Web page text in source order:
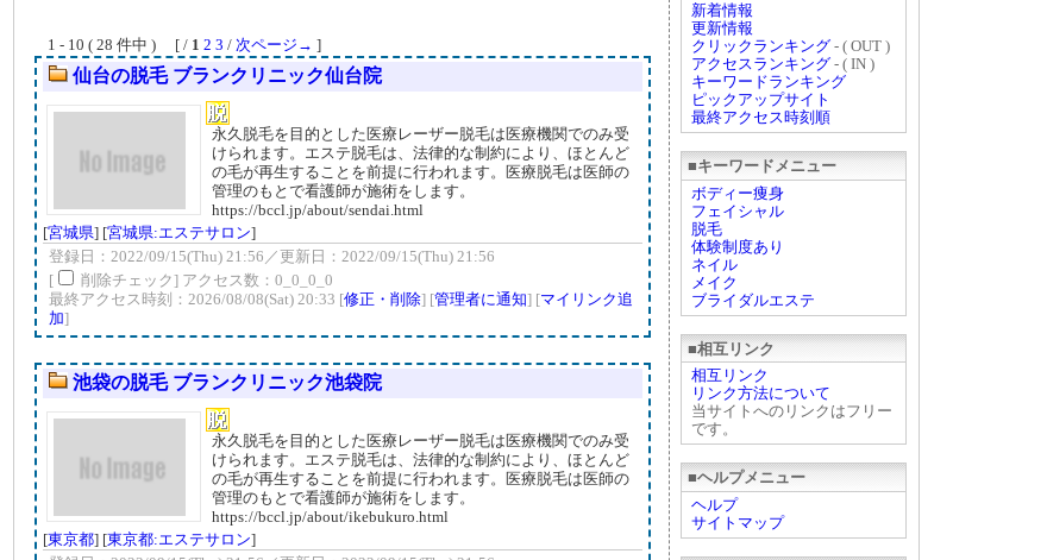
新着情報
更新情報
クリックランキング - ( OUT )
アクセスランキング - ( IN )
キーワードランキング
ピックアップサイト
最終アクセス時刻順
■キーワードメニュー
ボディー痩身
フェイシャル
脱毛
体験制度あり
ネイル
メイク
ブライダルエステ
■相互リンク
相互リンク
リンク方法について
当サイトへのリンクはフリー
です。
■ヘルプメニュー
ヘルプ
サイトマップ
1 - 10 ( 28 件中 ) [ / 1 2 3 / 次ページ→ ]
仙台の脱毛 ブランクリニック仙台院
永久脱毛を目的とした医療レーザー脱毛は医療機関でのみ受
けられます。エステ脱毛は、法律的な制約により、ほとんど
の毛が再生することを前提に行われます。医療脱毛は医師の
管理のもとで看護師が施術をします。
https://bccl.jp/about/sendai.html
[宮城県] [宮城県:エステサロン]
登録日：2022/09/15(Thu) 21:56／更新日：2022/09/15(Thu) 21:56
[
削除チェック] アクセス数：0_0_0_0
最終アクセス時刻：2026/08/08(Sat) 20:33 [修正・削除] [管理者に通知] [マイリンク追
加]
池袋の脱毛 ブランクリニック池袋院
永久脱毛を目的とした医療レーザー脱毛は医療機関でのみ受
けられます。エステ脱毛は、法律的な制約により、ほとんど
の毛が再生することを前提に行われます。医療脱毛は医師の
管理のもとで看護師が施術をします。
https://bccl.jp/about/ikebukuro.html
[東京都] [東京都:エステサロン]